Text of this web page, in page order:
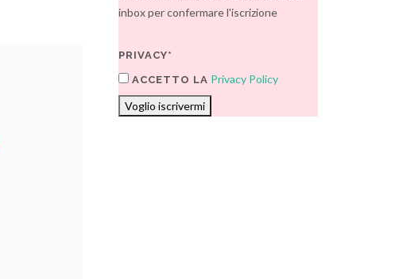
inbox per confermare l'iscrizione
PRIVACY*
ACCETTO LA Privacy Policy
Voglio iscrivermi